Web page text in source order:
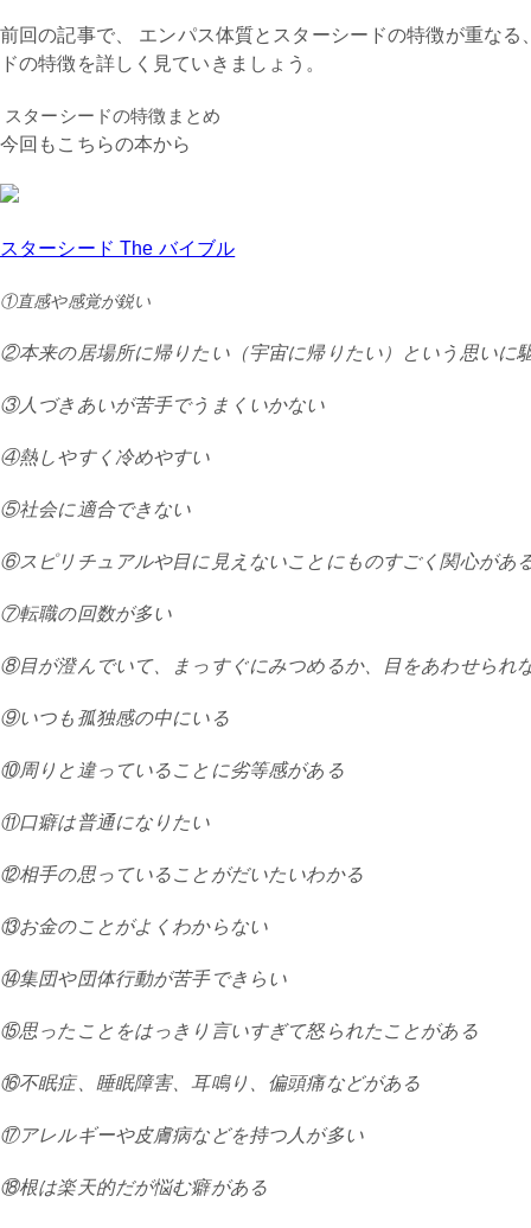
前回の記事で、 エンパス体質とスターシードの特徴が重な
ドの特徴を詳しく見ていきましょう。
スターシードの特徴まとめ
今回もこちらの本から
スターシード The バイブル
①直感や感覚が鋭い
②本来の居場所に帰りたい（宇宙に帰りたい）という思いに
③人づきあいが苦手でうまくいかない
④熱しやすく冷めやすい
⑤社会に適合できない
⑥スピリチュアルや目に見えないことにものすごく関心があ
⑦転職の回数が多い
⑧目が澄んでいて、まっすぐにみつめるか、目をあわせられ
⑨いつも孤独感の中にいる
⑩周りと違っていることに劣等感がある
⑪口癖は普通になりたい
⑫相手の思っていることがだいたいわかる
⑬お金のことがよくわからない
⑭集団や団体行動が苦手できらい
⑮思ったことをはっきり言いすぎて怒られたことがある
⑯不眠症、睡眠障害、耳鳴り、偏頭痛などがある
⑰アレルギーや皮膚病などを持つ人が多い
⑱根は楽天的だが悩む癖がある